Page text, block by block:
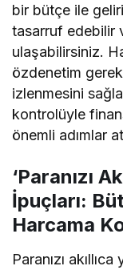
bir bütçe ile
tasarruf edebilir
ulaşabilirsiniz.
özdenetim
izlenmesini
kontrolüyle
önemli adımlar
‘Paranızı
İpuçları:
Harcama
Paranızı